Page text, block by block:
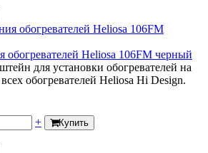
обогревателей Heliosa 106FM черный
для установки обогревателей на
обогревателей Heliosa Hi Design.
+ Купить